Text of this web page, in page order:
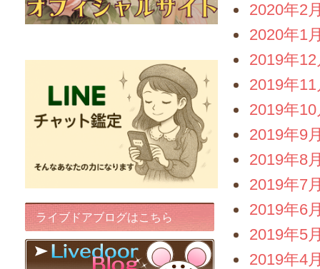
2020年2
2020年1
2019年12
2019年11
2019年10
2019年9
2019年8
2019年7
2019年6
2019年5
2019年4
ライブドアブログはこちら